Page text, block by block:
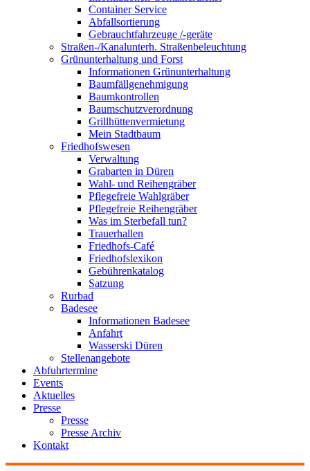
Container Service
Abfallsortierung
Gebrauchtfahrzeuge /-geräte
Straßen-/Kanalunterh. Straßenbeleuchtung
Grünunterhaltung und Forst
Informationen Grünunterhaltung
Baumfällgenehmigung
Baumkontrollen
Baumschutzverordnung
Grillhüttenvermietung
Mein Stadtbaum
Friedhofswesen
Verwaltung
Grabarten in Düren
Wahl- und Reihengräber
Pflegefreie Wahlgräber
Pflegefreie Reihengräber
Was im Sterbefall tun?
Trauerhallen
Friedhofs-Café
Friedhofslexikon
Gebührenkatalog
Satzung
Rurbad
Badesee
Informationen Badesee
Anfahrt
Wasserski Düren
Stellenangebote
Abfuhrtermine
Events
Aktuelles
Presse
Presse
Presse Archiv
Kontakt